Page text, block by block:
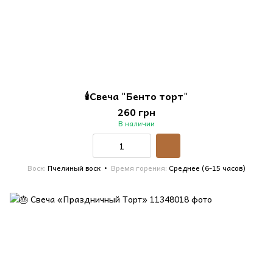
🕯️Свеча "Бенто торт"
260 грн
В наличии
Воск Пчелиный воск Время горения Среднее (6-15 часов)